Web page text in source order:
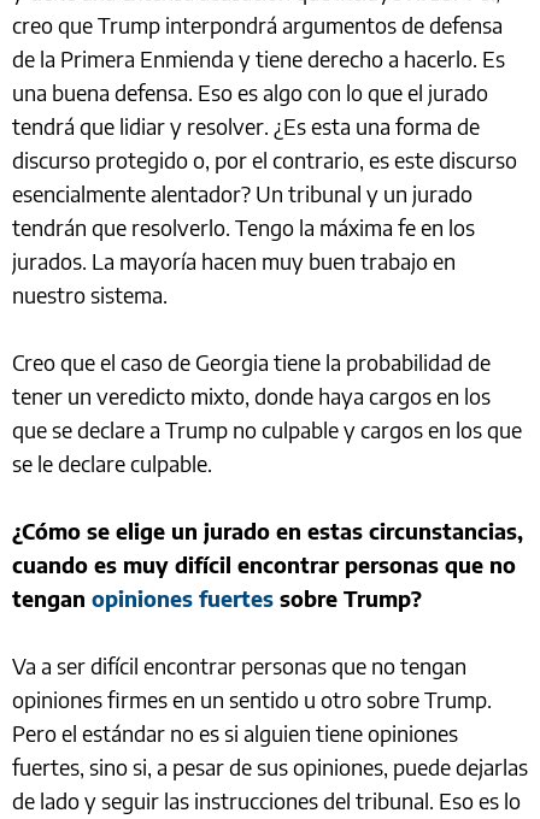
creo que Trump interpondrá argumentos de defensa
de la Primera Enmienda y tiene derecho a hacerlo. Es
una buena defensa. Eso es algo con lo que el jurado
tendrá que lidiar y resolver. ¿Es esta una forma de
discurso protegido o, por el contrario, es este discurso
esencialmente alentador? Un tribunal y un jurado
tendrán que resolverlo. Tengo la máxima fe en los
jurados. La mayoría hacen muy buen trabajo en
nuestro sistema.
Creo que el caso de Georgia tiene la probabilidad de
tener un veredicto mixto, donde haya cargos en los
que se declare a Trump no culpable y cargos en los que
se le declare culpable.
¿Cómo se elige un jurado en estas circunstancias,
cuando es muy difícil encontrar personas que no
tengan opiniones fuertes sobre Trump?
Va a ser difícil encontrar personas que no tengan
opiniones firmes en un sentido u otro sobre Trump.
Pero el estándar no es si alguien tiene opiniones
fuertes, sino si, a pesar de sus opiniones, puede dejarlas
de lado y seguir las instrucciones del tribunal. Eso es lo